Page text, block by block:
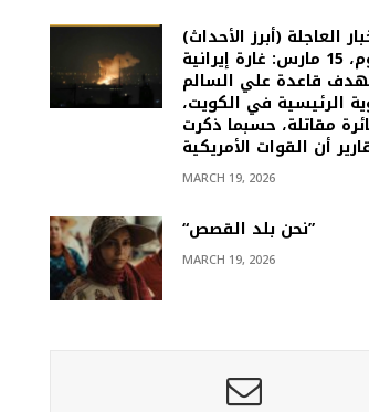
(أبرز الأحداث) الأخبار العاجلة
اليوم، 15 مارس: غارة إيرانية
قاعدة علي السالم
الرئيسية في الكويت،
مقاتلة، حسبما ذكرت
MARCH 19, 2026
“نحن بلد القصص”
MARCH 19, 2026